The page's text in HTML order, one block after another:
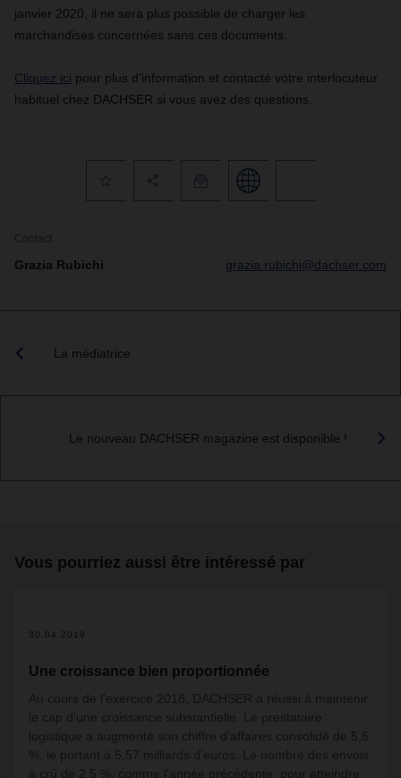
janvier 2020, il ne sera plus possible de charger les
marchandises concernées sans ces documents.
Cliquez ici pour plus d’information et contacté votre interlocuteur
habituel chez DACHSER si vous avez des questions.
Contact
Grazia Rubichi grazia.rubichi@dachser.com
La médiatrice
Le nouveau DACHSER magazine est disponible !
Vous pourriez aussi être intéressé par
30.04.2019
Une croissance bien proportionnée
Au cours de l'exercice 2018, DACHSER a réussi à maintenir
le cap d‘une croissance substantielle. Le prestataire
logistique a augmenté son chiffre d'affaires consolidé de 5,5
%, le portant à 5,57 milliards d'euros. Le nombre des envois
a crû de 2,5 %, comme l'année précédente, pour atteindre